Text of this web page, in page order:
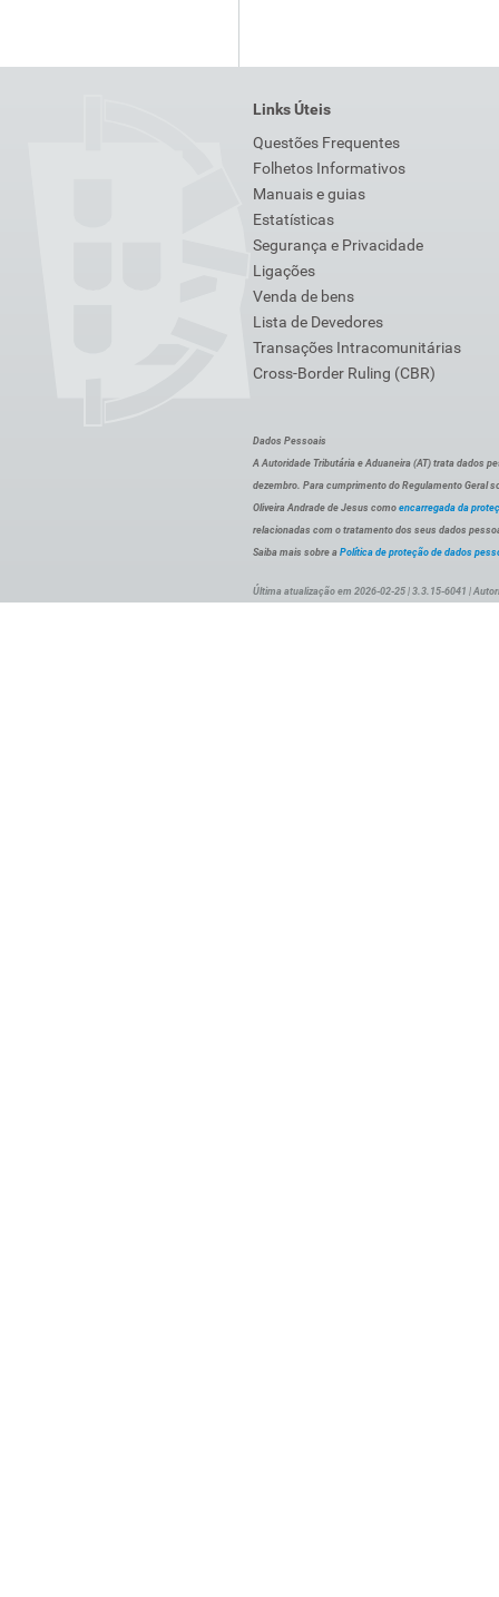
Links Úteis
Questões Frequentes
Folhetos Informativos
Manuais e guias
Estatísticas
Segurança e Privacidade
Ligações
Venda de bens
Lista de Devedores
Transações Intracomunitárias
Cross-Border Ruling (CBR)
Dados Pessoais
A Autoridade Tributária e Aduaneira (AT) trata dados
dezembro. Para cumprimento do Regulamento Geral
Oliveira Andrade de Jesus como encarregada da
relacionadas com o tratamento dos seus dados
Saiba mais sobre a Política de proteção de dados
Última atualização em 2026-02-25 | 3.3.15-6041 |